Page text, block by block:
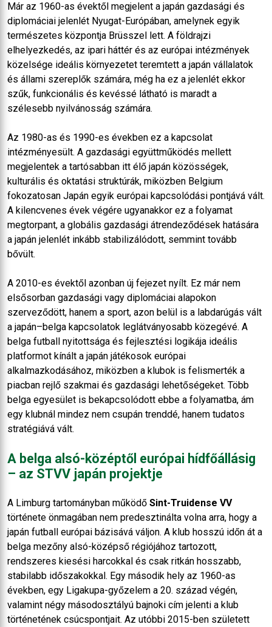
Már az 1960-as évektől megjelent a japán gazdasági és
diplomáciai jelenlét Nyugat-Európában, amelynek egyik
természetes központja Brüsszel lett. A földrajzi
elhelyezkedés, az ipari háttér és az európai intézmények
közelsége ideális környezetet teremtett a japán vállalatok
és állami szereplők számára, még ha ez a jelenlét ekkor
szűk, funkcionális és kevéssé látható is maradt a
szélesebb nyilvánosság számára.
Az 1980-as és 1990-es években ez a kapcsolat
intézményesült. A gazdasági együttműködés mellett
megjelentek a tartósabban itt élő japán közösségek,
kulturális és oktatási struktúrák, miközben Belgium
fokozatosan Japán egyik európai kapcsolódási pontjává vált.
A kilencvenes évek végére ugyanakkor ez a folyamat
megtorpant, a globális gazdasági átrendeződések hatására
a japán jelenlét inkább stabilizálódott, semmint tovább
bővült.
A 2010-es évektől azonban új fejezet nyílt. Ez már nem
elsősorban gazdasági vagy diplomáciai alapokon
szerveződött, hanem a sport, azon belül is a labdarúgás vált
a japán–belga kapcsolatok leglátványosabb közegévé. A
belga futball nyitottsága és fejlesztési logikája ideális
platformot kínált a japán játékosok európai
alkalmazkodásához, miközben a klubok is felismerték a
piacban rejlő szakmai és gazdasági lehetőségeket. Több
belga egyesület is bekapcsolódott ebbe a folyamatba, ám
egy klubnál mindez nem csupán trenddé, hanem tudatos
stratégiává vált.
A belga alsó-középtől európai hídfőállásig
– az STVV japán projektje
A Limburg tartományban működő Sint-Truidense VV
története önmagában nem predesztinálta volna arra, hogy a
japán futball európai bázisává váljon. A klub hosszú időn át a
belga mezőny alsó-középső régiójához tartozott,
rendszeres kiesési harcokkal és csak ritkán hosszabb,
stabilabb időszakokkal. Egy második hely az 1960-as
években, egy Ligakupa-győzelem a 20. század végén,
valamint négy másodosztályú bajnoki cím jelenti a klub
történetének csúcspontjait. Az utóbbi 2015-ben született